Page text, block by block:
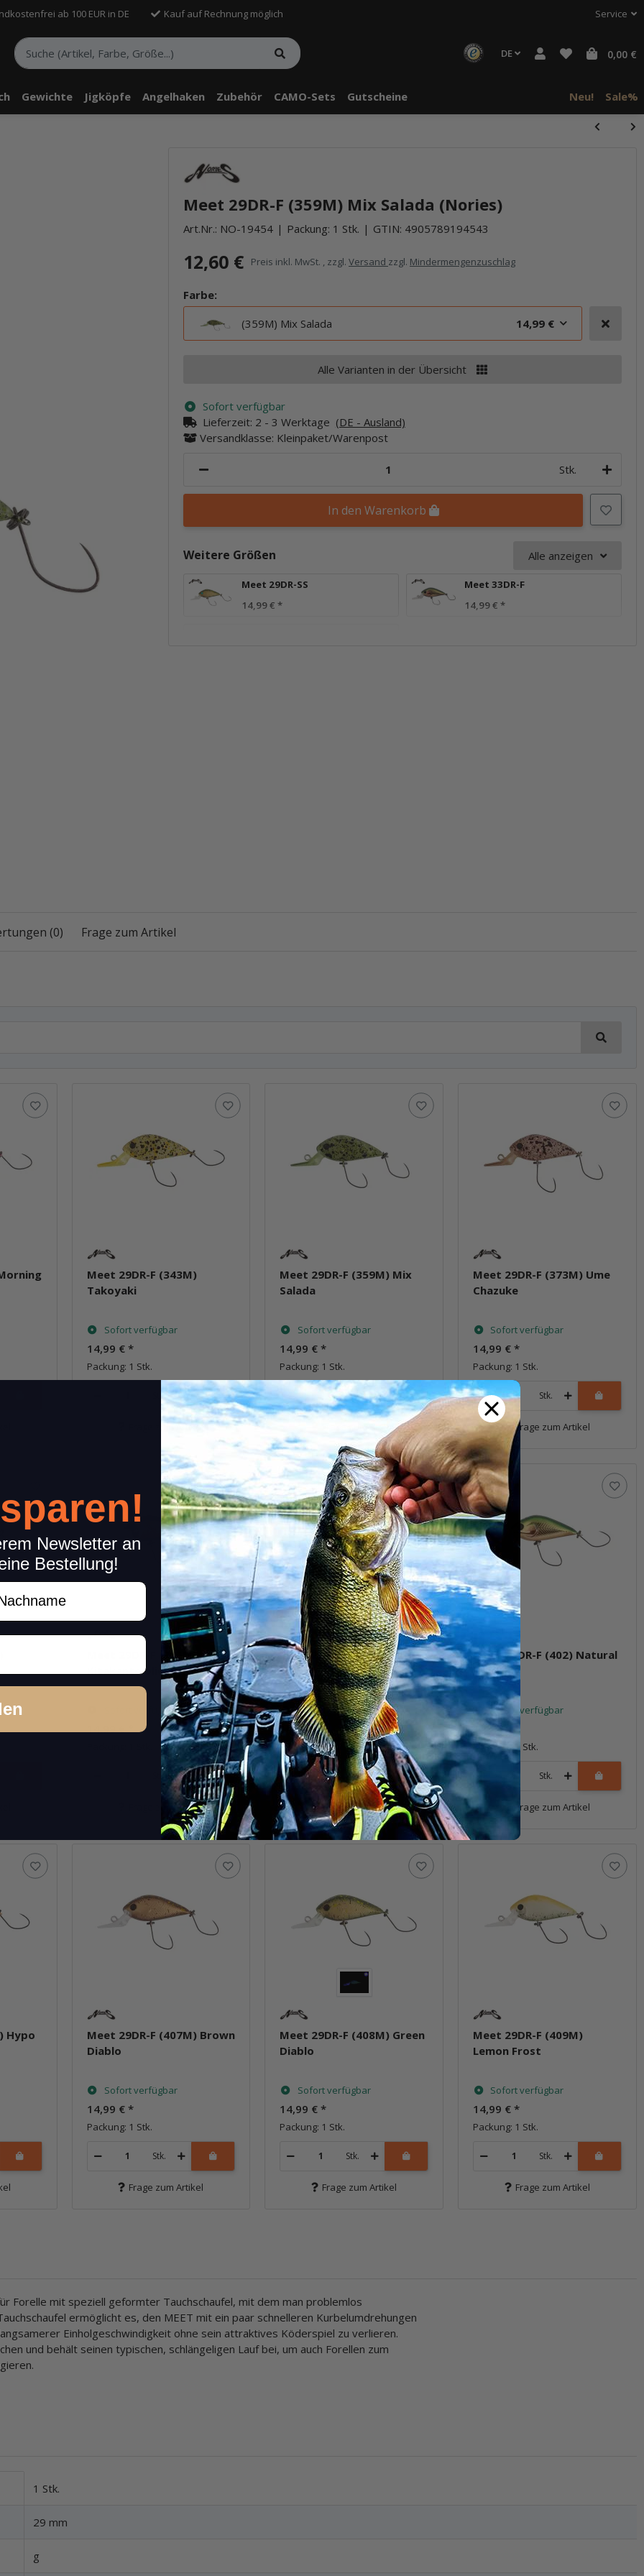
ab 100 EUR in DE Kauf auf Rechnung möglich Service
DE 0,00 €
Gewichte Jigköpfe Angelhaken Zubehör CAMO-Sets Gutscheine Neu! Sale%
findest Du Inhalte von Drittanbietern (Youtube). Möchtest Du Inhalte von
angezeigt bekommen, klicke bitte in den Einstellungen zur Privatssphäre "Alle
akzeptieren" und lade anschließend die Seite neu.Meet 29DR-F (359M) Mix Salada (Nories)
Art.Nr.: NO-19454 Packung: 1 Stk. GTIN: 4905789194543
12,60 € Preis inkl. MwSt. , zzgl. Versand zzgl. Mindermengenzuschlag
Farbe:
(359M) Mix Salada
14,99 €
Alle Varianten in der Übersicht
Sofort verfügbar
Lieferzeit: 2 - 3 Werktage (DE - Ausland)
Versandklasse: Kleinpaket/Warenpost
Stk.
In den Warenkorb
Weitere Größen Alle anzeigen
Meet 29DR-SS
14,99 € *
Meet 33DR-F
14,99 € *
(0) Frage zum Artikel
Meet 29DR-F (343M)
Takoyaki
Sofort verfügbar
14,99 € *
Packung: 1 Stk.
Stk.
Frage zum Artikel
Meet 29DR-F (359M) Mix
Salada
Sofort verfügbar
14,99 €*
Packung: 1 Stk.
Stk.
Frage zum Artikel
Meet 29DR-F (373M) Ume
Chazuke
Sofort verfügbar
14,99 €*
Packung: 1 Stk.
Stk.
Frage zum Artikel
Meet 29DR-F (386M)
Kitakanto olieve
Sofort verfügbar
Stk.
Frage zum Artikel
Meet 29DR-F (401M) Bowa
Bowa II
Sofort verfügbar
14,99 €*
Packung: 1 Stk.
Stk.
Frage zum Artikel
Meet 29DR-F (402) Natural
Gold II
Sofort verfügbar
14,99 € *
Packung: 1 Stk.
Stk.
Frage zum Artikel
Hypo
Meet 29DR-F (407M) Brown
Diablo
Sofort verfügbar
14,99 € *
Packung: 1 Stk.
Stk.
Frage zum Artikel
Meet 29DR-F (408M) Green
Diablo
Sofort verfügbar
14,99 €*
Packung: 1 Stk.
Stk.
Frage zum Artikel
Meet 29DR-F (409M)
Lemon Frost
Sofort verfügbar
14,99 €*
Packung: 1 Stk.
Stk.
Frage zum Artikel
Forelle mit speziell geformter Tauchschaufel, mit dem man problemlos
ermöglicht es, den MEET mit ein paar schnelleren Kurbelumdrehungen
Einholgeschwindigkeit ohne sein attraktives Köderspiel zu verlieren.
und behält seinen typischen, schlängeligen Lauf bei, um auch Forellen zum
1 Stk.
29 mm
g
Newsletter an
Bestellung!